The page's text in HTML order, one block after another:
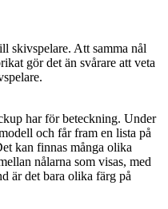
skivspelare. Att samma nål
gör det än svårare att veta
har för beteckning. Under
och får fram en lista på
kan finnas många olika
nålarna som visas, med
är det bara olika färg på